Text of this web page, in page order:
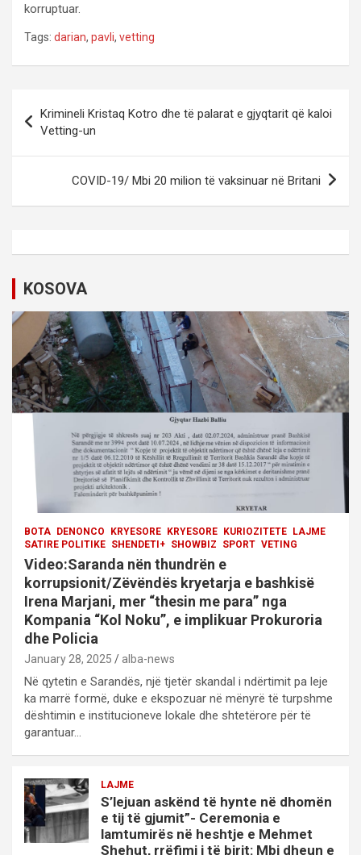
korruptuar.
Tags: darian, pavli, vetting
s
n
v
i
g
a
t
i
o
Krimineli Kristaq Kotro dhe të palarat e gjyqtarit që kaloi
Vetting-un
COVID-19/ Mbi 20 milion të vaksinuar në Britani
KOSOVA
BOTA DENONCO KRYESORE KRYESORE KURIOZITETE
LAJME
SATIRE POLITIKE SHENDETI+ SHOWBIZ SPORT VETING
Video:Saranda nën thundrën e
korrupsionit/Zëvëndës kryetarja e bashkisë
Irena Marjani, mer “thesin me para” nga
Kompania “Kol Noku”, e implikuar Prokuroria
dhe Policia
January 28, 2025 alba-news
Në qytetin e Sarandës, një tjetër skandal i ndërtimit pa leje
ka marrë formë, duke e ekspozuar në mënyrë të turpshme
dështimin e institucioneve lokale dhe shtetërore për të
garantuar…
LAJME
S’lejuan askënd të hynte në dhomën
e tij të gjumit”- Ceremonia e
lamtumirës në heshtje e Mehmet
Shehut, rrëfimi i të birit: Mbi dheun e